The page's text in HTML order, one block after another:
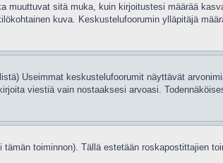
muuttuvat sitä muka, kuin kirjoitustesi määrää
kuva. Keskustelufoorumin ylläpitäjä
Useimmat keskustelufoorumit näyttävät
viestiä vain nostaaksesi arvoasi.
toiminnon). Tällä estetään roskapostittajien